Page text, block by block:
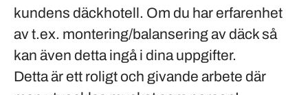
kundens däckhotell . Om du har erfarenhet
av t.ex. montering/balansering av däck så
kan även detta ingå i dina uppgifter.
Detta är ett roligt och givande arbete där